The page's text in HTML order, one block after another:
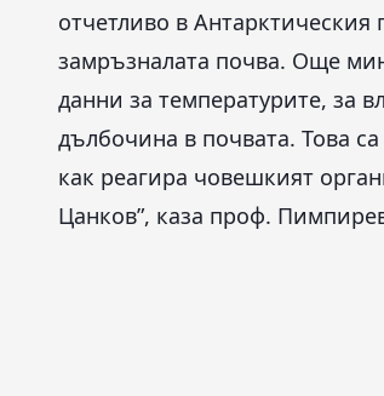
отчетливо в Антарктическия
замръзналата почва. Още
данни за температурите, за
дълбочина в почвата. Това
как реагира човешкият
Цанков”, каза проф.